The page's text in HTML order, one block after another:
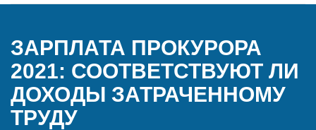
ЗАРПЛАТА ПРОКУРОРА
2021: СООТВЕТСТВУЮТ ЛИ
ДОХОДЫ ЗАТРАЧЕННОМУ
ТРУДУ